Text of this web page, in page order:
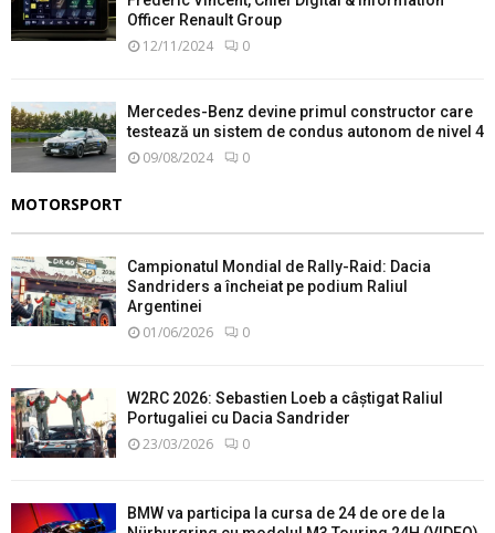
Officer Renault Group
12/11/2024 0
Mercedes-Benz devine primul constructor care
testează un sistem de condus autonom de nivel 4
09/08/2024 0
MOTORSPORT
Campionatul Mondial de Rally-Raid: Dacia
Sandriders a încheiat pe podium Raliul
Argentinei
01/06/2026 0
W2RC 2026: Sebastien Loeb a câștigat Raliul
Portugaliei cu Dacia Sandrider
23/03/2026 0
BMW va participa la cursa de 24 de ore de la